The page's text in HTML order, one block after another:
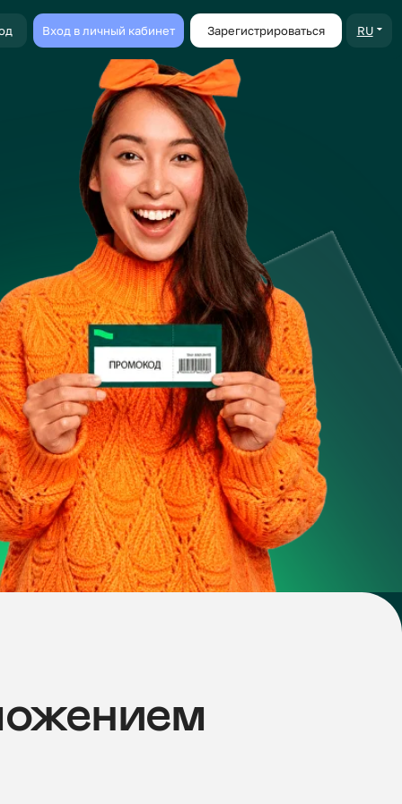
RU
кабинет Зарегистрироваться